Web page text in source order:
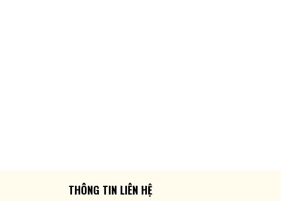
THÔNG TIN LIÊN HỆ